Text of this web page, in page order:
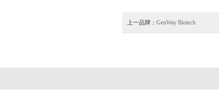
上一品牌： GenWay Biotech